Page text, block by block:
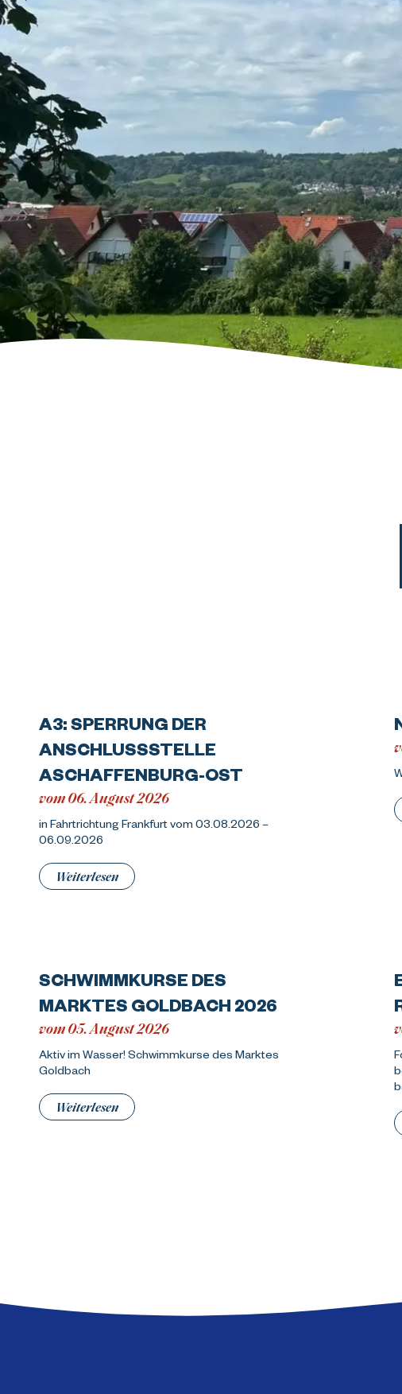
A3: SPERRUNG DER
ANSCHLUSSSTELLE
ASCHAFFENBURG-OST
vom 06. August 2026
in Fahrtrichtung Frankfurt vom 03.08.2026 –
06.09.2026
Weiterlesen
SCHWIMMKURSE DES
MARKTES GOLDBACH 2026
vom 05. August 2026
Aktiv im Wasser! Schwimmkurse des Marktes
Goldbach
Weiterlesen